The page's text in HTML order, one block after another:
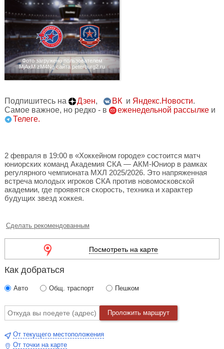
Фото загружено пользователем
MjAxM zM4Ng сайта peterburg2.ru
Подпишитесь на Дзен, ВК и Яндекс.Новости.
Самое важное, но редко - в
еженедельной рассылке и
Телеге.
2 февраля в 19:00 в «Хоккейном городе» состоится матч
юниорских команд Академия СКА — АКМ-Юниор в рамках
регулярного чемпионата МХЛ 2025/2026. Это напряженная
встреча молодых игроков СКА против новомосковской
академии, где проявятся скорость, техника и характер
будущих звезд хоккея.
Сделать рекомендованным
Посмотреть на карте
Как добраться
Авто Общ. траспорт Пешком
Проложить маршрут
От текущего местоположения
От точки на карте